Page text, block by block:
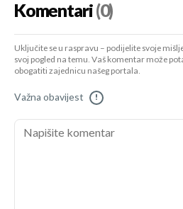
Komentari(0)
Uključite se u raspravu – podijelite svoje
svoj pogled na temu. Vaš komentar može
obogatiti zajednicu našeg portala.
Važna obavijest !